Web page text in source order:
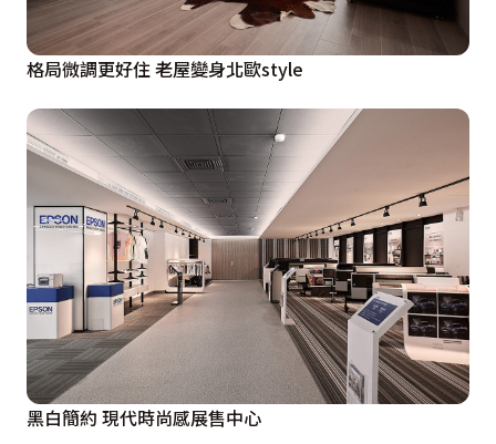
格局微調更好住 老屋變身北歐style
黑白簡約 現代時尚感展售中心